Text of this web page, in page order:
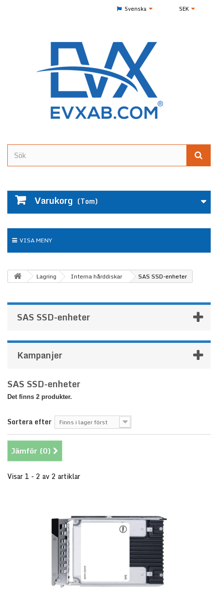
SEK
Svenska
Varukorg (Tom)
VISA MENY
Lagring Interna hårddiskar SAS SSD-enheter
SAS SSD-enheter
Kampanjer
SAS SSD-enheter
Det finns 2 produkter.
Sortera efter Finns i lager först
Jämför (0)
Visar 1 - 2 av 2 artiklar